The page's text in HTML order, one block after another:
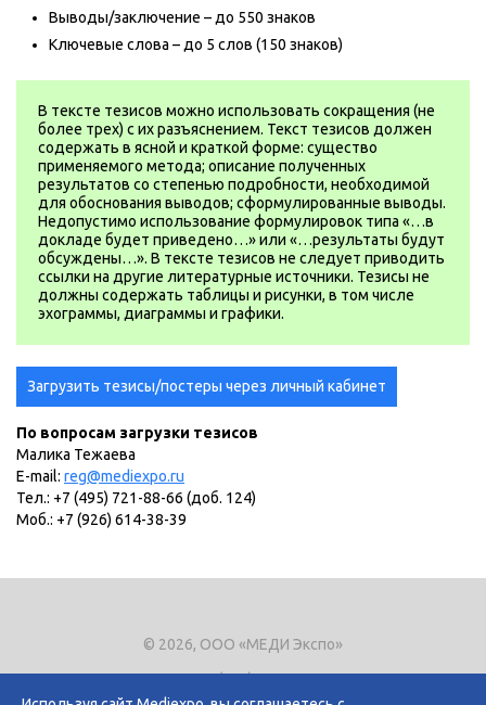
Выводы/заключение – до 550 знаков
Ключевые слова – до 5 слов (150 знаков)
В тексте тезисов можно использовать сокращения (не
более трех) с их разъяснением. Текст тезисов должен
содержать в ясной и краткой форме: существо
применяемого метода; описание полученных
результатов со степенью подробности, необходимой
для обоснования выводов; сформулированные выводы.
Недопустимо использование формулировок типа «…в
докладе будет приведено…» или «…результаты будут
обсуждены…». В тексте тезисов не следует приводить
ссылки на другие литературные источники. Тезисы не
должны содержать таблицы и рисунки, в том числе
эхограммы, диаграммы и графики.
Загрузить тезисы/постеры через личный кабинет
По вопросам загрузки тезисов
Малика Тежаева
E-mail: reg@mediexpo.ru
Тел.: +7 (495) 721-88-66 (доб. 124)
Моб.: +7 (926) 614-38-39
© 2026, ООО «МЕДИ Экспо»
Тел.+7 (495) 721-8866
E-mail:expo@mediexpo.ru